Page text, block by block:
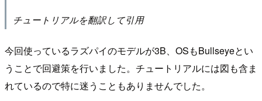
チュートリアルを翻訳して引用
今回使っているラズパイのモデルが3B、OSもBullseyeとい
うことで回避策を行いました。チュートリアルには図も含ま
れているので特に迷うこともありませんでした。